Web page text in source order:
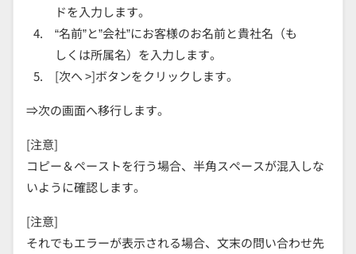
ドを入力します。
“名前”と”会社”にお客様のお名前と貴社名（も
しくは所属名）を入力します。
[次へ >]ボタンをクリックします。
⇒次の画面へ移行します。
[注意]
コピー＆ペーストを行う場合、半角スペースが混入しな
いように確認します。
[注意]
それでもエラーが表示される場合、文末の問い合わせ先